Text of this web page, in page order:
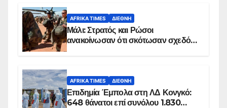
AFRIKA TIMES ΔΙΕΘΝΉ
Μάλι: Στρατός και Ρώσοι
ανακοίνωσαν ότι σκότωσαν σχεδόν
AFRIKA TIMES ΔΙΕΘΝΉ
Επιδημία Έμπολα στη ΛΔ Κονγκό:
648 θάνατοι επί συνόλου 1.830